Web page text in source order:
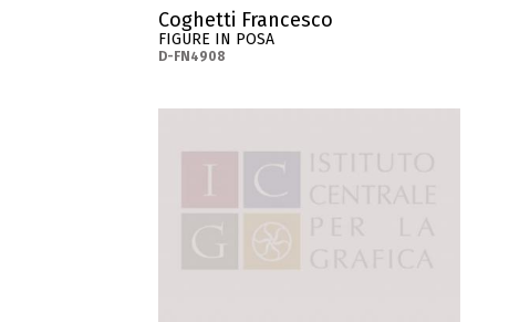
Coghetti Francesco
FIGURE IN POSA
D-FN4908